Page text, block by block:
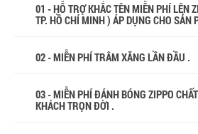
01 - HỖ TRỢ KHẮC TÊN MIỄN PHÍ LÊN
TP. HỒ CHÍ MINH ) ÁP DỤNG CHO
02 - MIỄN PHÍ TRÂM XĂNG LẦN ĐẦU .
03 - MIỄN PHÍ ĐÁNH BÓNG ZIPPO
KHÁCH TRỌN ĐỜI .